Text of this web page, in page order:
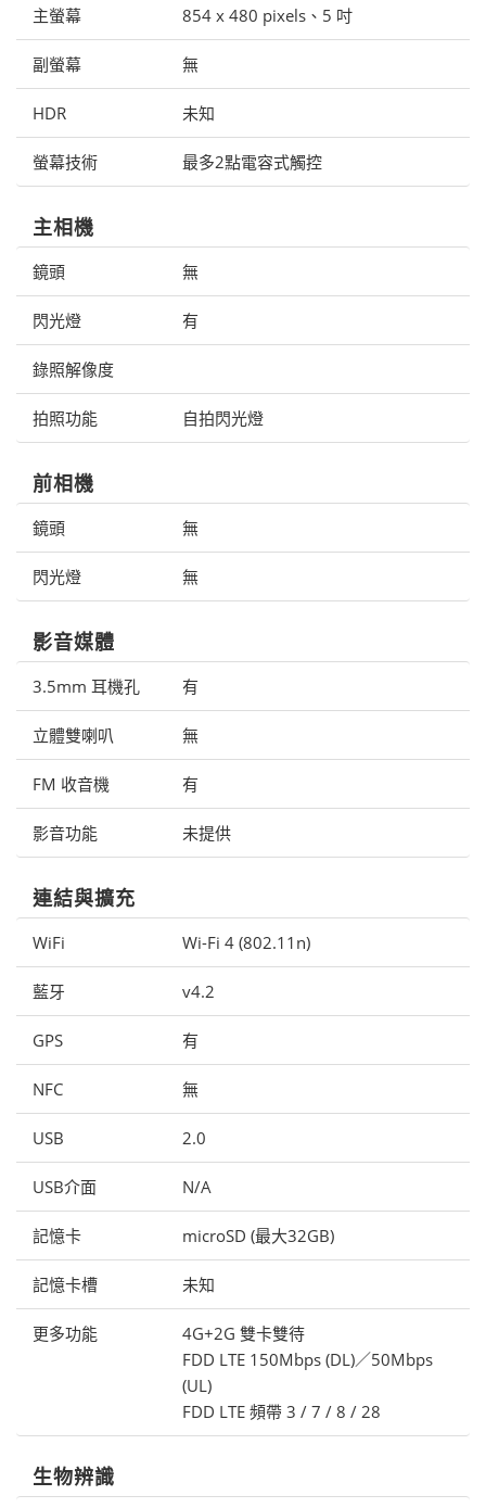
主螢幕 854 x 480 pixels、5 吋
副螢幕 無
HDR 未知
螢幕技術 最多2點電容式觸控
主相機
鏡頭 無
閃光燈 有
錄照解像度
拍照功能 自拍閃光燈
前相機
鏡頭 無
閃光燈 無
影音媒體
3.5mm 耳機孔 有
立體雙喇叭 無
FM 收音機 有
影音功能 未提供
連結與擴充
WiFi Wi-Fi 4 (802.11n)
藍牙 v4.2
GPS 有
NFC 無
USB 2.0
USB介面 N/A
記憶卡 microSD (最大32GB)
記憶卡槽 未知
更多功能
4G+2G 雙卡雙待
FDD LTE 150Mbps (DL)／50Mbps
(UL)
FDD LTE 頻帶 3 / 7 / 8 / 28
生物辨識